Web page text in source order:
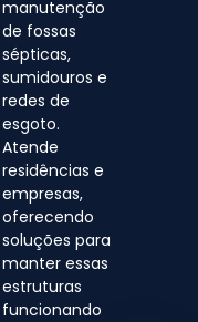
manutenção
de fossas
sépticas,
sumidouros e
redes de
esgoto.
Atende
residências e
empresas,
oferecendo
soluções para
manter essas
estruturas
funcionando